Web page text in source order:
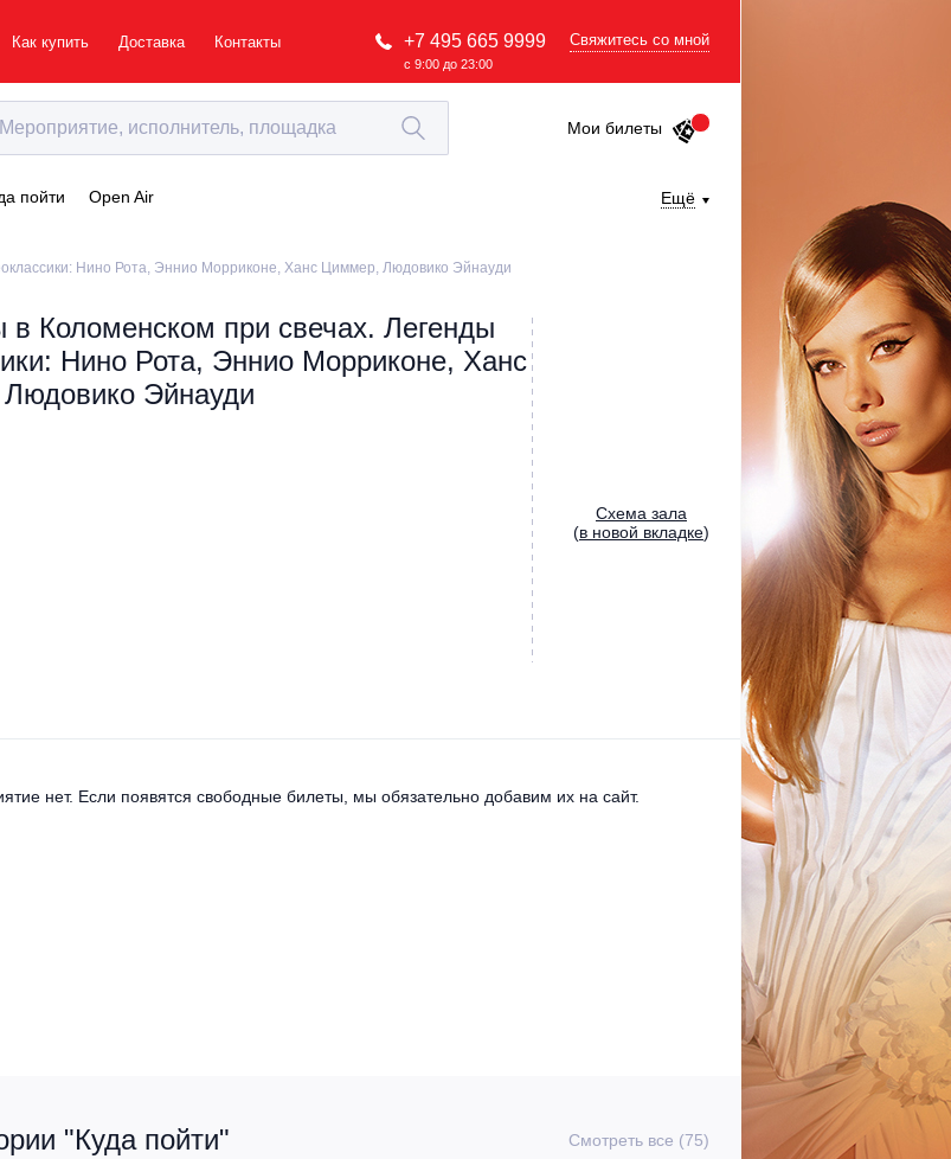
Как купить Доставка Контакты +7 495 665 9999
с 9:00 до 23:00
Свяжитесь со мной
Мои билеты
пойти Open Air Ещё
Нино Рота, Эннио Морриконе, Ханс Циммер, Людовико Эйнауди
в Коломенском при свечах. Легенды
Нино Рота, Эннио Морриконе, Ханс
Эйнауди
Cхема зала
(в новой вкладке)
нет. Если появятся свободные билеты, мы обязательно добавим их на сайт.
"Куда пойти" Смотреть все (75)